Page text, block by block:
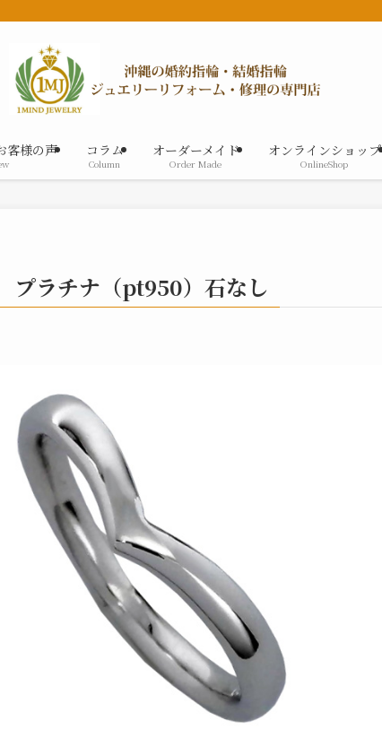
客様の声 コラム
Column
オーダーメイド
Order Made
オンラインショップ
OnlineShop
プラチナ（pt950）石なし